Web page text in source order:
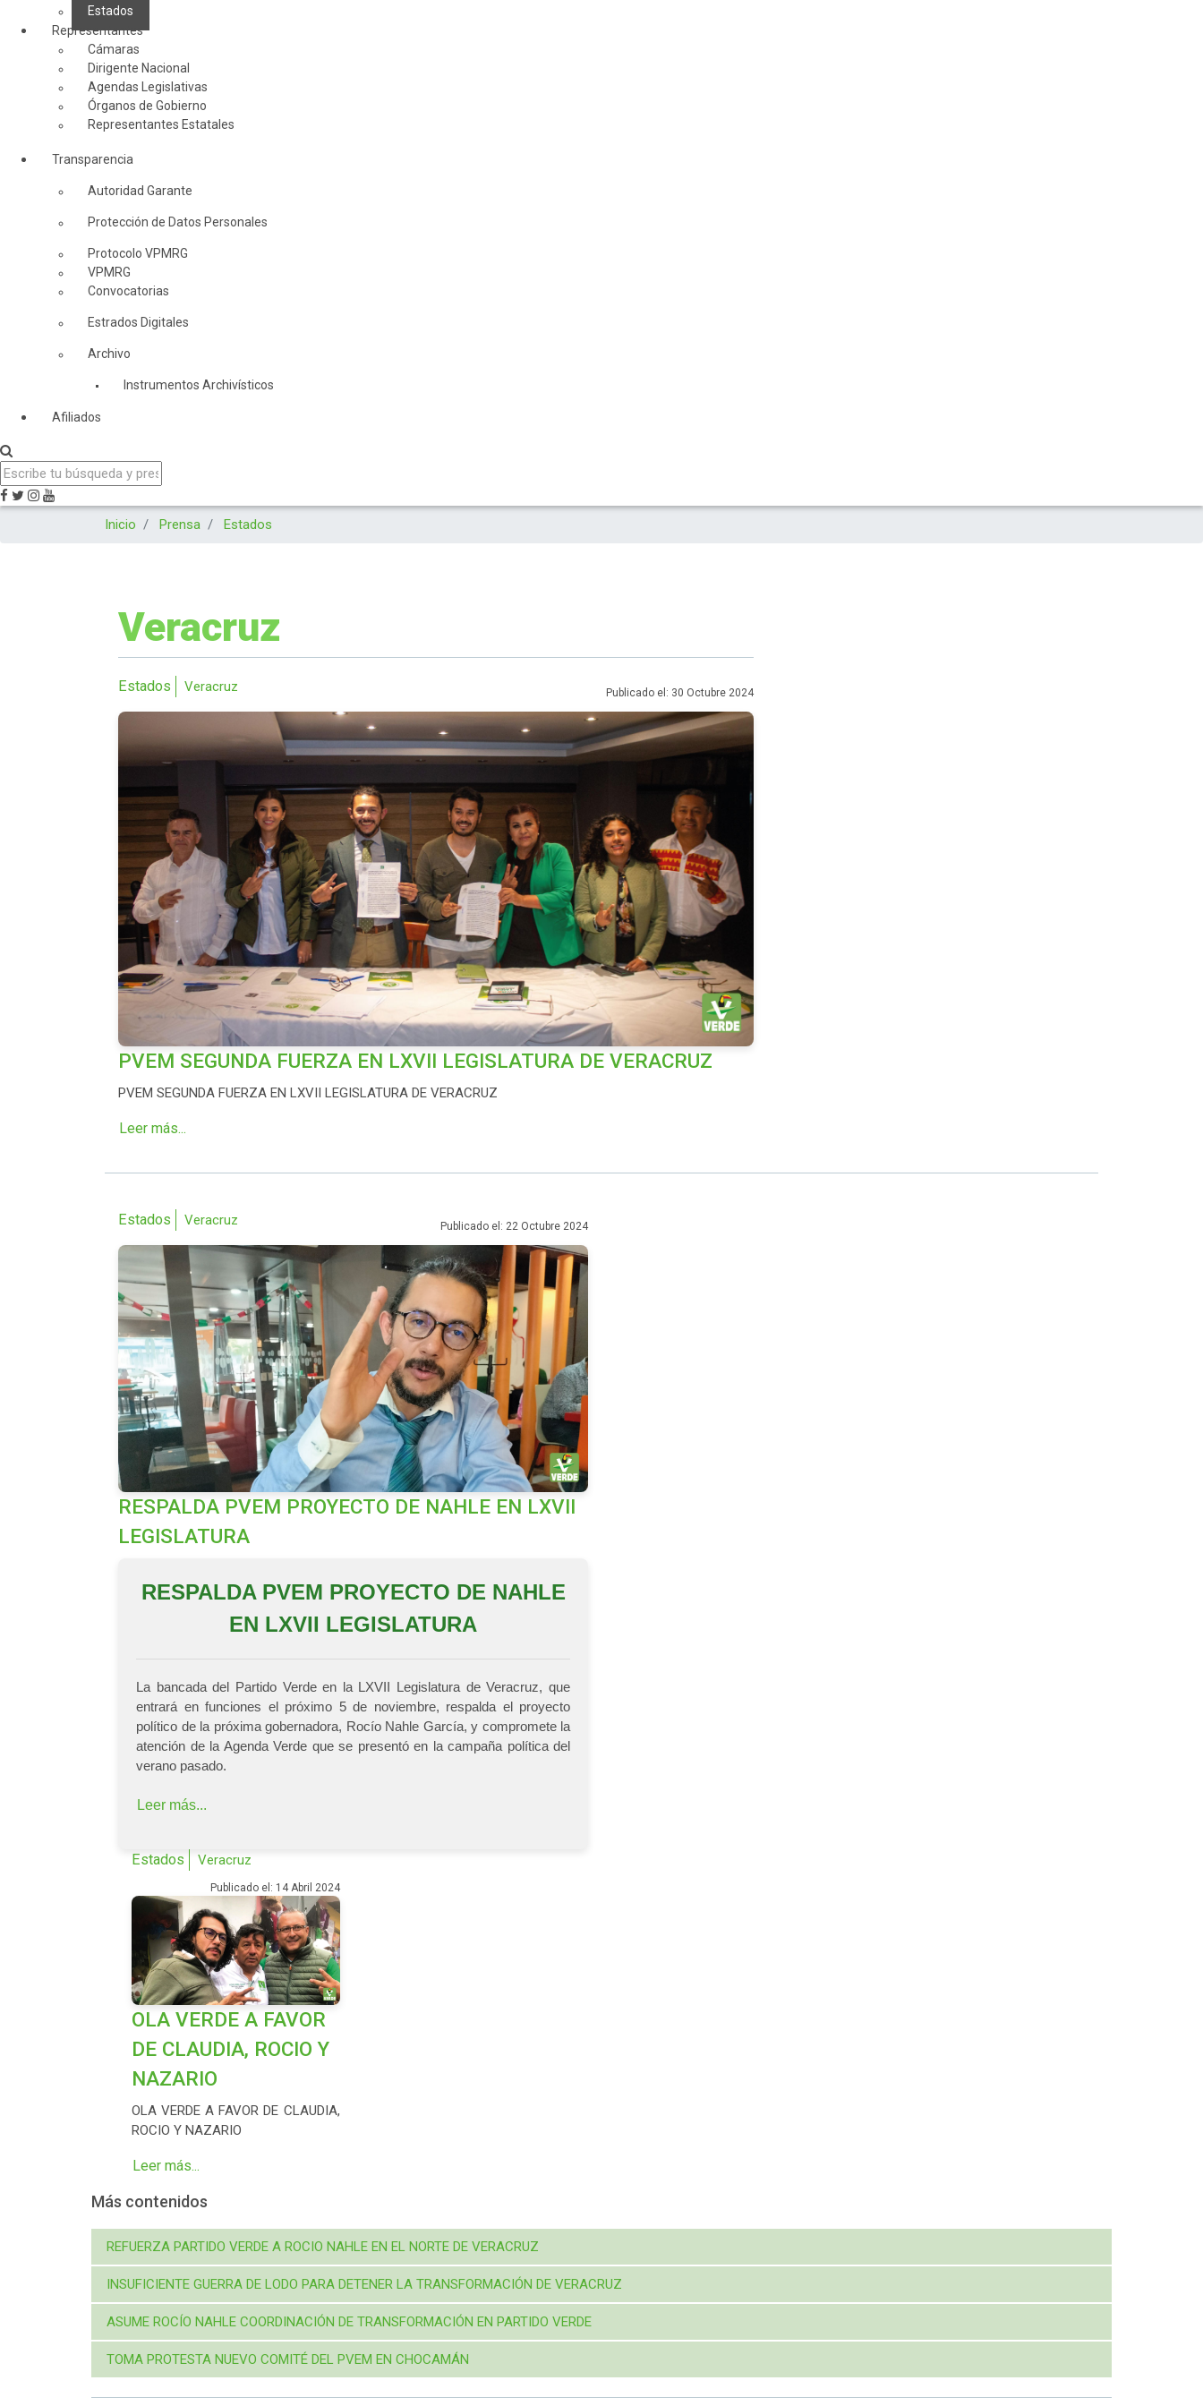
Estados
Representantes
Cámaras
Dirigente Nacional
Agendas Legislativas
Órganos de Gobierno
Representantes Estatales
Transparencia
Autoridad Garante
Protección de Datos Personales
Protocolo VPMRG
VPMRG
Convocatorias
Estrados Digitales
Archivo
Instrumentos Archivísticos
Afiliados
Inicio Prensa Estados
Veracruz
Estados Veracruz Publicado el: 30 Octubre 2024
PVEM SEGUNDA FUERZA EN LXVII LEGISLATURA DE VERACRUZ
PVEM SEGUNDA FUERZA EN LXVII LEGISLATURA DE VERACRUZ
Leer más...
Estados Veracruz Publicado el: 22 Octubre 2024
RESPALDA PVEM PROYECTO DE NAHLE EN LXVII
LEGISLATURA
RESPALDA PVEM PROYECTO DE NAHLE
EN LXVII LEGISLATURA
La bancada del Partido Verde en la LXVII Legislatura de Veracruz, que
entrará en funciones el próximo 5 de noviembre, respalda el proyecto
político de la próxima gobernadora, Rocío Nahle García, y compromete la
atención de la Agenda Verde que se presentó en la campaña política del
verano pasado.
Leer más...
Estados Veracruz
Publicado el: 14 Abril 2024
OLA VERDE A FAVOR
DE CLAUDIA, ROCIO Y
NAZARIO
OLA VERDE A FAVOR DE CLAUDIA,
ROCIO Y NAZARIO
Leer más...
Más contenidos
REFUERZA PARTIDO VERDE A ROCIO NAHLE EN EL NORTE DE VERACRUZ
INSUFICIENTE GUERRA DE LODO PARA DETENER LA TRANSFORMACIÓN DE VERACRUZ
ASUME ROCÍO NAHLE COORDINACIÓN DE TRANSFORMACIÓN EN PARTIDO VERDE
TOMA PROTESTA NUEVO COMITÉ DEL PVEM EN CHOCAMÁN